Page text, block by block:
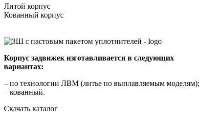
Литой корпус
Кованный корпус
Корпус задвижек изготавливается в следующих
вариантах:
– по технологии ЛВМ (литье по выплавляемым моделям);
– кованный.
Скачать каталог